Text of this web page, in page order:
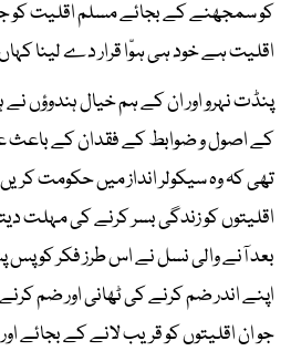
کو سمجھنے کے بجائے مسلم اقلیت کو
اقلیت ہے خود ہی ہوّا قرار دے لینا
پنڈت نہرو اور ان کے ہم خیال ہندوؤں
کے اصول و ضوابط کے فقدان کے
تھی کہ وہ سیکولر انداز میں حکومت
اقلیتوں کو زندگی بسر کرنے کی مہلت
بعد آنے والی نسل نے اس طرز فکر کو پس
اپنے اندر ضم کرنے کی ٹھانی اور ضم کرنے
جو ان اقلیتوں کو قریب لانے کے بجائے